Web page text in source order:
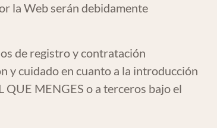
la Web serán debidamente
de registro y contratación
y cuidado en cuanto a la introducción
MENGES o a terceros bajo el